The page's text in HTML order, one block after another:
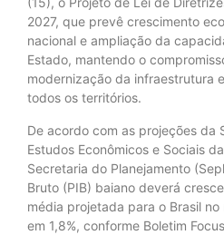
2027, que prevê crescimento
nacional e ampliação da
Estado, mantendo o
modernização da infraestrutura
todos os territórios.
De acordo com as projeções da
Estudos Econômicos e Sociais
Secretaria do Planejamento
Bruto (PIB) baiano deverá
média projetada para o Brasil
em 1,8%, conforme Boletim